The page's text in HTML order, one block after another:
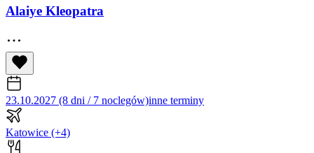
Alaiye Kleopatra
23.10.2027 (8 dni / 7 noclegów)inne terminy
Katowice (+4)